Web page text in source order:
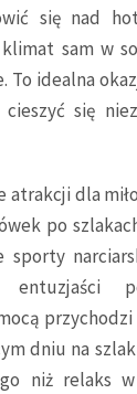
się nad
sam w
To idealna
się
atrakcji dla
po
sporty
entuzjaści
dniu na
niż relaks